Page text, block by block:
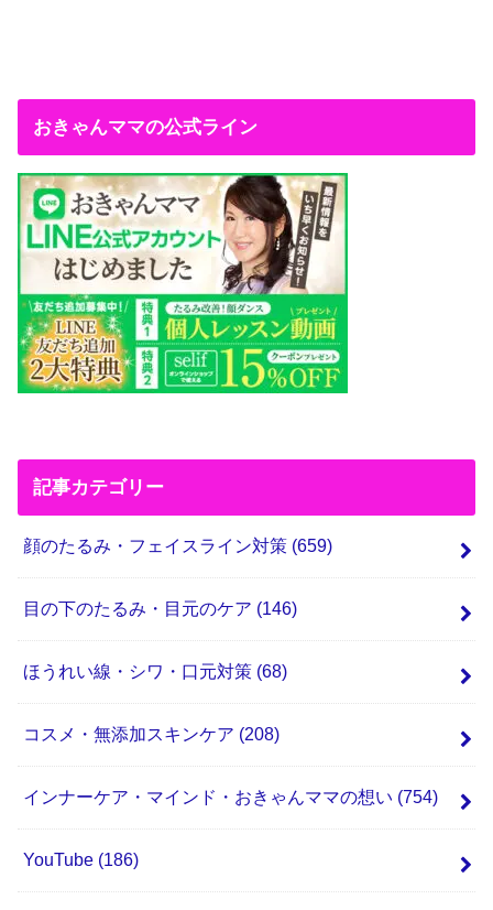
おきゃんママの公式ライン
記事カテゴリー
顔のたるみ・フェイスライン対策 (659)
目の下のたるみ・目元のケア (146)
ほうれい線・シワ・口元対策 (68)
コスメ・無添加スキンケア (208)
インナーケア・マインド・おきゃんママの想い (754)
YouTube (186)